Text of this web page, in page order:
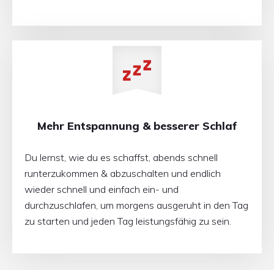
Mehr Entspannung & besserer Schlaf
Du lernst, wie du es schaffst, abends schnell
runterzukommen & abzuschalten und endlich
wieder schnell und einfach ein- und
durchzuschlafen, um morgens ausgeruht in den Tag
zu starten und jeden Tag leistungsfähig zu sein.